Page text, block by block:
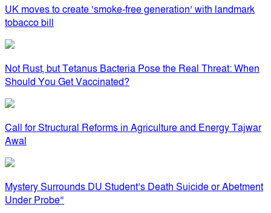
UK moves to create ‘smoke-free generation’ with landmark
tobacco bill
Not Rust, but Tetanus Bacteria Pose the Real Threat: When
Should You Get Vaccinated?
Call for Structural Reforms in Agriculture and Energy Tajwar
Awal
Mystery Surrounds DU Student’s Death Suicide or Abetment
Under Probe”